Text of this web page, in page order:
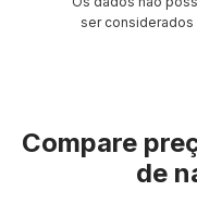
ser
Compare
de